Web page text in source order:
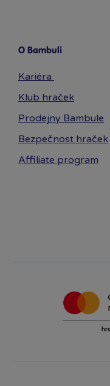
O Bambuli
Kariéra
Klub hraček
Prodejny Bambule
Bezpečnost hraček
Affiliate program